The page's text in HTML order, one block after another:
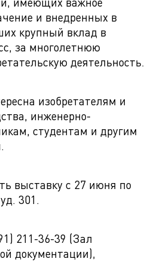
и внедренных в
крупный вклад в
за многолетнюю
деятельность.
изобретателям и
инженерно-
студентам и другим
выставку с 27 июня по
301.
211-36-39 (Зал
документации),